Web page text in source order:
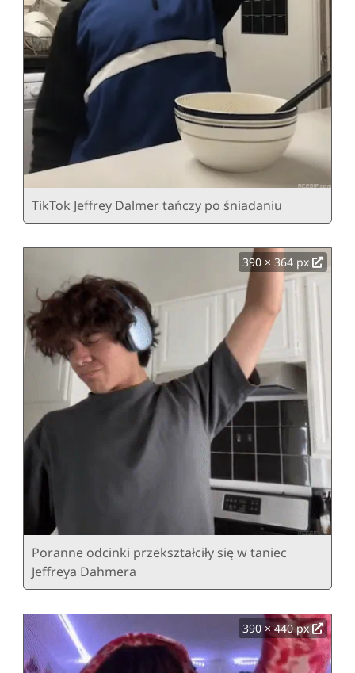
TikTok Jeffrey Dalmer tańczy po śniadaniu
390 × 364 px
Poranne odcinki przekształciły się w taniec
Jeffreya Dahmera
390 × 440 px